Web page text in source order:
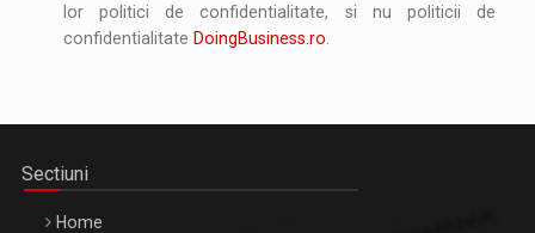
lor politici de confidentialitate, si nu politicii de
confidentialitate DoingBusiness.ro
Sectiuni
Home